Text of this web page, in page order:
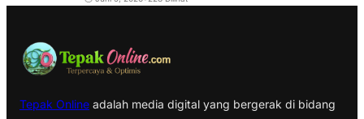
Tepak Online adalah media digital yang bergerak di bidang